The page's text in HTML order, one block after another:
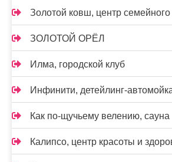
Золотой ковш, центр семейного
ЗОЛОТОЙ ОРЁЛ
Илма, городской клуб
Инфинити, детейлинг-
Как по-щучьему велению, сауна
Калипсо, центр красоты и